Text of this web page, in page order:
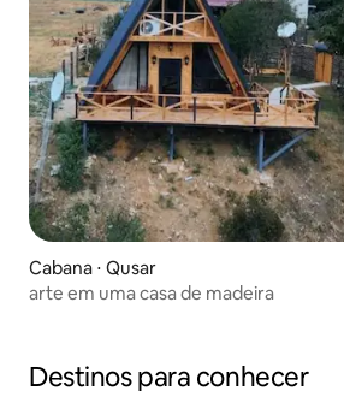
Cabana ⋅ Qusar
arte em uma casa de madeira
Destinos para conhecer